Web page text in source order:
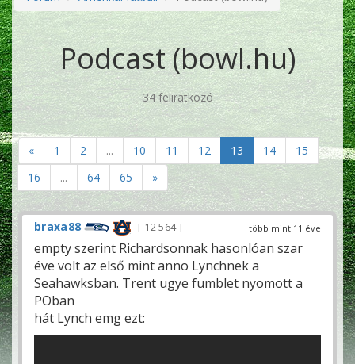
Podcast (bowl.hu)
34 feliratkozó
« 1 2 ... 10 11 12 13 14
15
16
... 64 65 »
több mint 11 éve
braxa88 12 564
empty szerint Richardsonnak hasonlóan szar
éve volt az első mint anno Lynchnek a
Seahawksban. Trent ugye fumblet nyomott a
POban
hát Lynch emg ezt: